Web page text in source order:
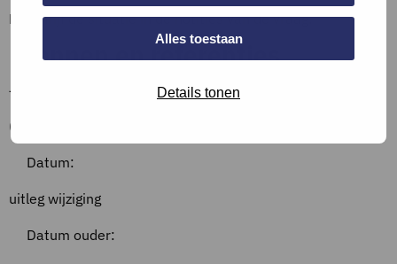
Alles toestaan
Details tonen
Beschrijf de situatie in de notities van de vraag.
Bronnen en referenties
–
Overzicht wijzigingen
Datum:
uitleg wijziging
Datum ouder: